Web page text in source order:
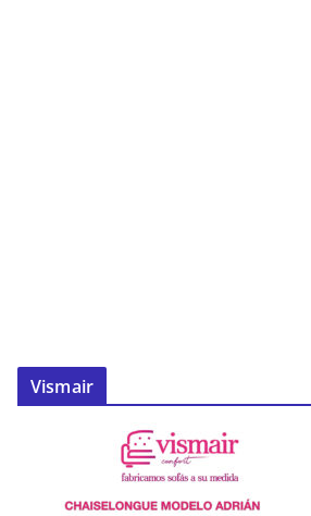
Vismair